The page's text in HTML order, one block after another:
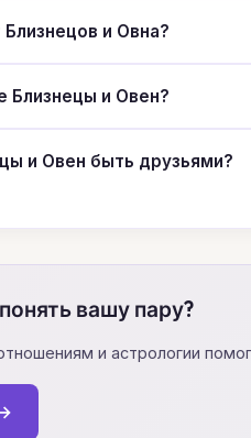
и Овна?
Близнецы и Овен?
и Овен быть друзьями?
вашу пару?
и астрологии